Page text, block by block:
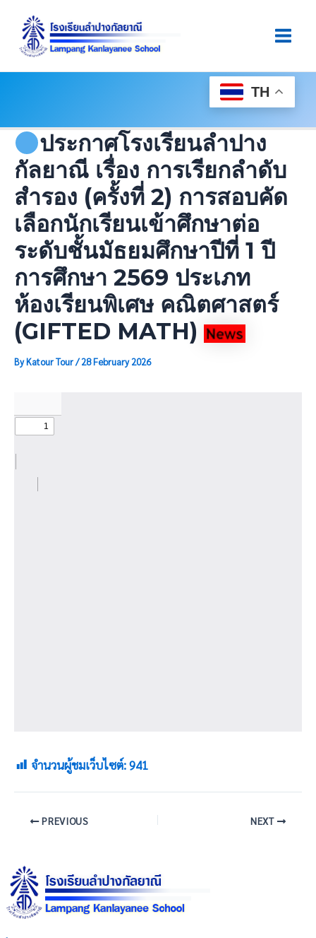
Content
TH
ประกาศโรงเรียนลำปาง
กัลยาณี เรื่อง การเรียกลำดับ
สำรอง (ครั้งที่ 2) การสอบคัด
เลือกนักเรียนเข้าศึกษาต่อ
ระดับชั้นมัธยมศึกษาปีที่ 1 ปี
การศึกษา 2569 ประเภท
ห้องเรียนพิเศษ คณิตศาสตร์
(GIFTED MATH)
ByKatour Tour/28 February 2026
จำนวนผู้ชมเว็บไซต์:941
Navigation
PREVIOUS NEXT